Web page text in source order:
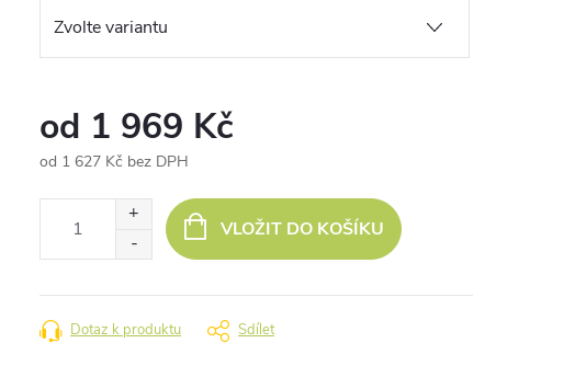
od 1 969 Kč
od 1 627 Kč bez DPH
VLOŽIT DO KOŠÍKU
Dotaz k produktu Sdílet